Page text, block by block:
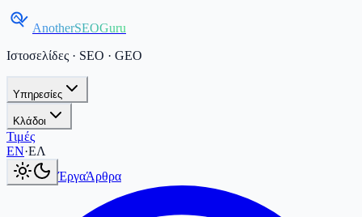
AnotherSEOGuru
Ιστοσελίδες · SEO · GEO
Υπηρεσίες
Κλάδοι
Τιμές
EN·ΕΛ
ΈργαΆρθρα